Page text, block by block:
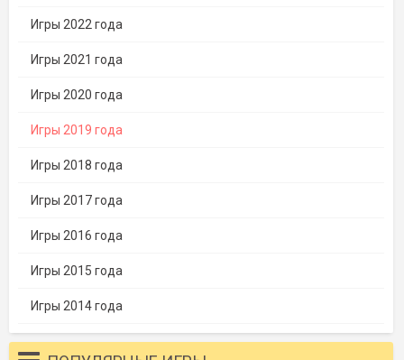
Игры 2022 года
Игры 2021 года
Игры 2020 года
Игры 2019 года
Игры 2018 года
Игры 2017 года
Игры 2016 года
Игры 2015 года
Игры 2014 года